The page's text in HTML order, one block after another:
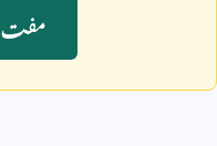
مفت